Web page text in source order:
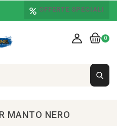
OFFERTE SPECIALI
0
MANTO NERO